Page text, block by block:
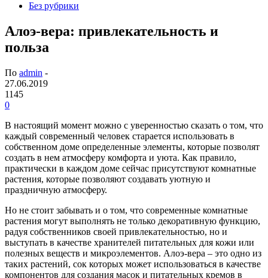
Без рубрики
Алоэ-вера: привлекательность и
польза
По admin -
27.06.2019
1145
0
В настоящий момент можно с уверенностью сказать о том, что
каждый современный человек старается использовать в
собственном доме определенные элементы, которые позволят
создать в нем атмосферу комфорта и уюта. Как правило,
практически в каждом доме сейчас присутствуют комнатные
растения, которые позволяют создавать уютную и
праздничную атмосферу.
Но не стоит забывать и о том, что современные комнатные
растения могут выполнять не только декоративную функцию,
радуя собственников своей привлекательностью, но и
выступать в качестве хранителей питательных для кожи или
полезных веществ и микроэлементов. Алоэ-вера – это одно из
таких растений, сок которых может использоваться в качестве
компонентов для создания масок и питательных кремов в